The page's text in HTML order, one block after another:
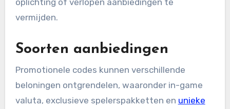
oplichting of verlopen aanbiedingen te
vermijden.
Soorten aanbiedingen
Promotionele codes kunnen verschillende
beloningen ontgrendelen, waaronder in-game
valuta, exclusieve spelerspakketten en unieke